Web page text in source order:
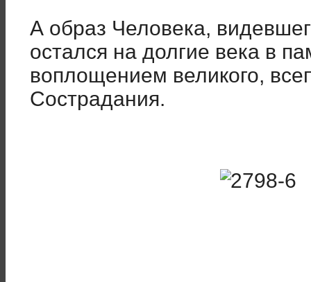
А образ Человека,
остался на долгие века в
воплощением великого,
Сострадания.